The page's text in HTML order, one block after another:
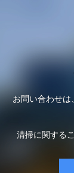
お問い合わせ
清掃に関する